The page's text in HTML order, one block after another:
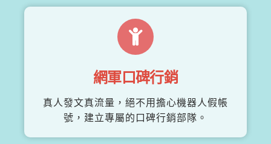
網軍口碑行銷
真人發文真流量，絕不用擔心機器人假帳
號，建立專屬的口碑行銷部隊。